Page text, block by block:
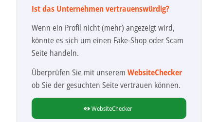
Ist das Unternehmen vertrauenswürdig?
Wenn ein Profil nicht (mehr) angezeigt wird,
könnte es sich um einen Fake-Shop oder Scam
Seite handeln.
Überprüfen Sie mit unserem WebsiteChecker
ob Sie der gesuchten Seite vertrauen können.
WebsiteChecker